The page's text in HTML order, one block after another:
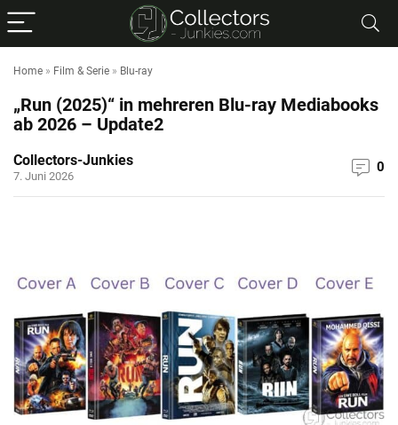
Home » Film & Serie » Blu-ray
„Run (2025)“ in mehreren Blu-ray Mediabooks
ab 2026 – Update2
Collectors-Junkies
7. Juni 2026
0